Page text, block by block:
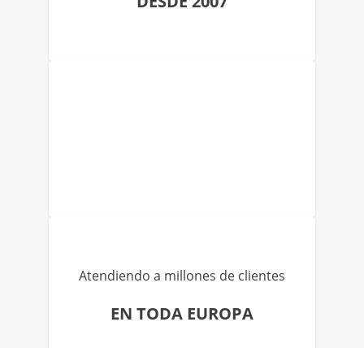
Atendiendo a millones de clientes
EN TODA EUROPA